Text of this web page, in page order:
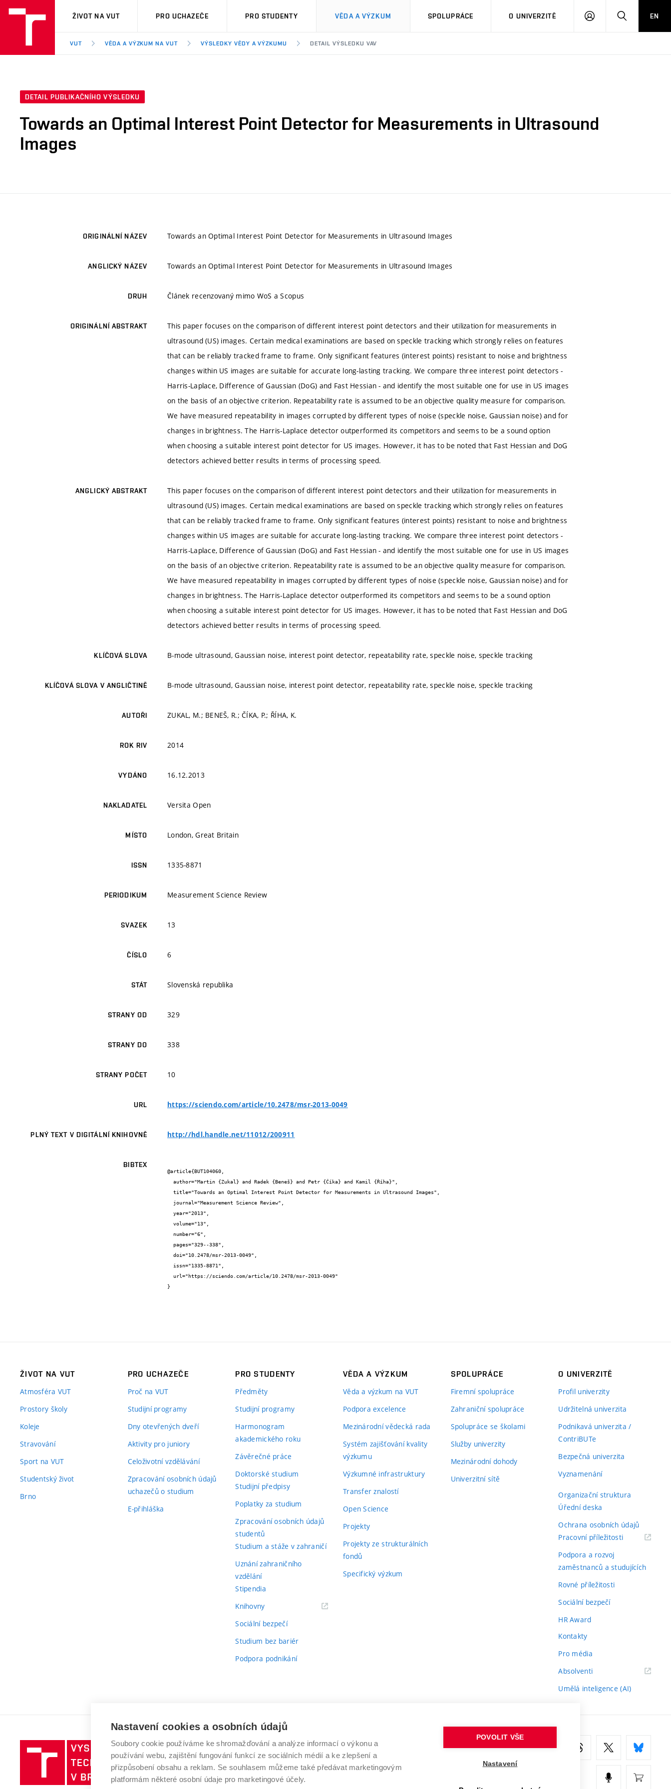
VUT
ŽIVOT NA VUT PRO UCHAZEČE PRO STUDENTY VĚDA A VÝZKUM SPOLUPRÁCE O UNIVERZITĚ
PŘIHLÁSIT HLEDATEN
VUT VĚDA A VÝZKUM NA VUT VÝSLEDKY VĚDY A VÝZKUMU DETAIL VÝSLEDKU VAV
DETAIL PUBLIKAČNÍHO VÝSLEDKU
Towards an Optimal Interest Point Detector for Measurements in Ultrasound
Images
ORIGINÁLNÍ NÁZEV Towards an Optimal Interest Point Detector for Measurements in Ultrasound Images
ANGLICKÝ NÁZEV Towards an Optimal Interest Point Detector for Measurements in Ultrasound Images
DRUH Článek recenzovaný mimo WoS a Scopus
ORIGINÁLNÍ ABSTRAKT
This paper focuses on the comparison of different interest point detectors and their utilization for measurements in
ultrasound (US) images. Certain medical examinations are based on speckle tracking which strongly relies on features
that can be reliably tracked frame to frame. Only significant features (interest points) resistant to noise and brightness
changes within US images are suitable for accurate long-lasting tracking. We compare three interest point detectors -
Harris-Laplace, Difference of Gaussian (DoG) and Fast Hessian - and identify the most suitable one for use in US images
on the basis of an objective criterion. Repeatability rate is assumed to be an objective quality measure for comparison.
We have measured repeatability in images corrupted by different types of noise (speckle noise, Gaussian noise) and for
changes in brightness. The Harris-Laplace detector outperformed its competitors and seems to be a sound option
when choosing a suitable interest point detector for US images. However, it has to be noted that Fast Hessian and DoG
detectors achieved better results in terms of processing speed.
ANGLICKÝ ABSTRAKT
This paper focuses on the comparison of different interest point detectors and their utilization for measurements in
ultrasound (US) images. Certain medical examinations are based on speckle tracking which strongly relies on features
that can be reliably tracked frame to frame. Only significant features (interest points) resistant to noise and brightness
changes within US images are suitable for accurate long-lasting tracking. We compare three interest point detectors -
Harris-Laplace, Difference of Gaussian (DoG) and Fast Hessian - and identify the most suitable one for use in US images
on the basis of an objective criterion. Repeatability rate is assumed to be an objective quality measure for comparison.
We have measured repeatability in images corrupted by different types of noise (speckle noise, Gaussian noise) and for
changes in brightness. The Harris-Laplace detector outperformed its competitors and seems to be a sound option
when choosing a suitable interest point detector for US images. However, it has to be noted that Fast Hessian and DoG
detectors achieved better results in terms of processing speed.
KLÍČOVÁ SLOVA B-mode ultrasound, Gaussian noise, interest point detector, repeatability rate, speckle noise, speckle tracking
KLÍČOVÁ SLOVA V ANGLIČTINĚ B-mode ultrasound, Gaussian noise, interest point detector, repeatability rate, speckle noise, speckle tracking
AUTOŘI ZUKAL, M.; BENEŠ, R.; ČÍKA, P.; ŘÍHA, K.
ROK RIV 2014
VYDÁNO 16.12.2013
NAKLADATEL Versita Open
MÍSTO London, Great Britain
ISSN 1335-8871
PERIODIKUM Measurement Science Review
SVAZEK 13
ČÍSLO 6
STÁT Slovenská republika
STRANY OD 329
STRANY DO 338
STRANY POČET 10
URL https://sciendo.com/article/10.2478/msr-2013-0049
PLNÝ TEXT V DIGITÁLNÍ KNIHOVNĚ http://hdl.handle.net/11012/200911
BIBTEX
@article{BUT104060,
}
ŽIVOT NA VUT
Atmosféra VUT
Prostory školy
Koleje
Stravování
Sport na VUT
Studentský život
Brno
PRO UCHAZEČE
Proč na VUT
Studijní programy
Dny otevřených dveří
Aktivity pro juniory
Celoživotní vzdělávání
Zpracování osobních údajů
uchazečů o studium
E-přihláška
PRO STUDENTY
Předměty
Studijní programy
Harmonogram
akademického roku
Závěrečné práce
Doktorské studium
Studijní předpisy
Poplatky za studium
Zpracování osobních údajů
studentů
Studium a stáže v zahraničí
Uznání zahraničního
vzdělání
Stipendia
Knihovny(externí
Sociální bezpečí
Studium bez bariér
Podpora podnikání
VĚDA A VÝZKUM
Věda a výzkum na VUT
Podpora excelence
Mezinárodní vědecká rada
Systém zajišťování kvality
výzkumu
Výzkumné infrastruktury
Transfer znalostí
Open Science
Projekty
Projekty ze strukturálních
fondů
Specifický výzkum
SPOLUPRÁCE
Firemní spolupráce
Zahraniční spolupráce
Spolupráce se školami
Služby univerzity
Mezinárodní dohody
Univerzitní sítě
O UNIVERZITĚ
Profil univerzity
Udržitelná univerzita
Podnikavá univerzita /
ContriBUTe
Bezpečná univerzita
Vyznamenání
Organizační struktura
Úřední deska
Ochrana osobních údajů
Pracovní příležitosti(externí
Podpora a rozvoj
zaměstnanců a studujících
Rovné příležitosti
Sociální bezpečí
HR Award
Kontakty
Pro média
Absolventi(externí
Umělá inteligence (AI)
Vysoké
učení
technické
v
VYSOKÉ UČENÍ TECHNICKÉ V BRNĚ
Antonínská 548/1
602 00 Brno
www.vut.cz
Nastavení cookies a osobních údajů
Soubory cookie používáme ke shromažďování a analýze informací o výkonu a
používání webu, zajištění fungování funkcí ze sociálních médií a ke zlepšení a
přizpůsobení obsahu a reklam. Se souhlasem můžeme také předávat marketingovým
platformám některé osobní údaje pro marketingové účely.
POVOLIT VŠE
Nastavení